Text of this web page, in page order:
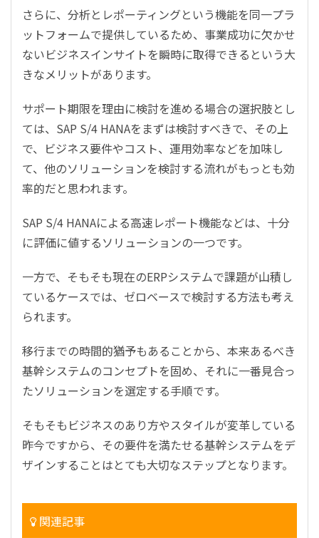
さらに、分析とレポーティングという機能を同一プラ
ットフォームで提供しているため、事業成功に欠かせ
ないビジネスインサイトを瞬時に取得できるという大
きなメリットがあります。
サポート期限を理由に検討を進める場合の選択肢とし
ては、 SAP S/4 HANAをまずは検討すべきで、その上
で、ビジネス要件やコスト、運用効率などを加味し
て、他のソリューションを検討する流れがもっとも効
率的だと思われます。
SAP S/4 HANAによる高速レポート機能などは、十分
に評価に値するソリューションの一つです。
一方で、そもそも現在のERPシステムで課題が山積し
ているケースでは、ゼロベースで検討する方法も考え
られます。
移行までの時間的猶予もあることから、本来あるべき
基幹システムのコンセプトを固め、それに一番見合っ
たソリューションを選定する手順です。
そもそもビジネスのあり方やスタイルが変革している
昨今ですから、その要件を満たせる基幹システムをデ
ザインすることはとても大切なステップとなります。
関連記事